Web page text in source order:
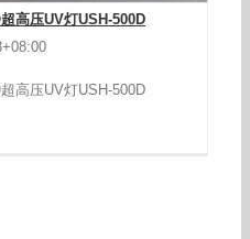
高压UV灯USH-500D
高压UV灯USH-500D